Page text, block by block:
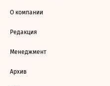
О компании
Редакция
Менеджмент
Архив